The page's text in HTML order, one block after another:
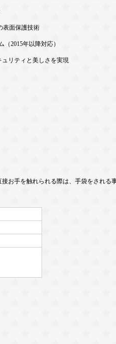
表面保護技術
2015年以降対応）
リティと美しさを実現
お手を触れられる際は、手袋をされる